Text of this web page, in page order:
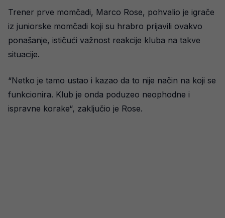
Trener prve momčadi, Marco Rose, pohvalio je igrače
iz juniorske momčadi koji su hrabro prijavili ovakvo
ponašanje, ističući važnost reakcije kluba na takve
situacije.
“Netko je tamo ustao i kazao da to nije način na koji se
funkcionira. Klub je onda poduzeo neophodne i
ispravne korake“, zaključio je Rose.